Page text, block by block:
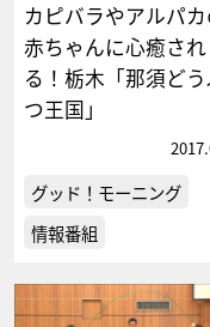
カピバラやアルパ
赤ちゃんに心癒され
る！栃木「那須ど
つ王国」
グッド！モーニング
情報番組